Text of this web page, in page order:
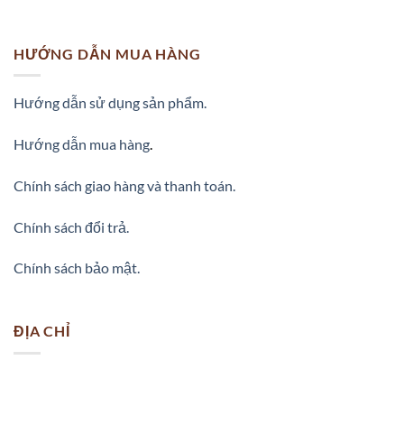
HƯỚNG DẪN MUA HÀNG
Hướng dẫn sử dụng sản phẩm.
Hướng dẫn mua hàng.
Chính sách giao hàng và thanh toán.
Chính sách đổi trả.
Chính sách bảo mật.
ĐỊA CHỈ